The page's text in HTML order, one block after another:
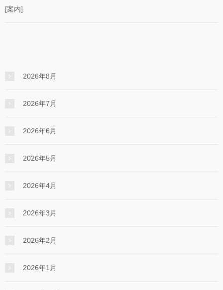
[案内]
2026年8月
2026年7月
2026年6月
2026年5月
2026年4月
2026年3月
2026年2月
2026年1月